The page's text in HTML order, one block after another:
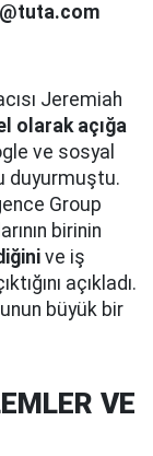
Jeremiah
olarak açığa
ve sosyal
duyurmuştu.
Group
birinin
ve iş
açıkladı.
büyük bir
VE